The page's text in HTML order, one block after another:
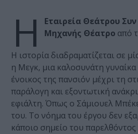
Η Εταιρεία Θεάτρου Συν
Μηχανής Θέατρο από
H ιστορία διαδραματίζεται σε
η Mεγκ, μια καλοσυνάτη
ένοικος της πανσιόν μέχρι τη
παράλογη και εξοντωτική
εφιάλτη. Όπως ο Σάμιουελ
του. Το νόηµα του έργου δεν
κάποιο σηµείο του